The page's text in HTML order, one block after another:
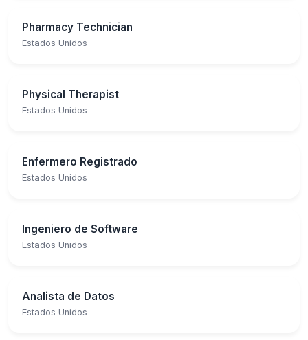
Pharmacy Technician
Estados Unidos
Physical Therapist
Estados Unidos
Enfermero Registrado
Estados Unidos
Ingeniero de Software
Estados Unidos
Analista de Datos
Estados Unidos